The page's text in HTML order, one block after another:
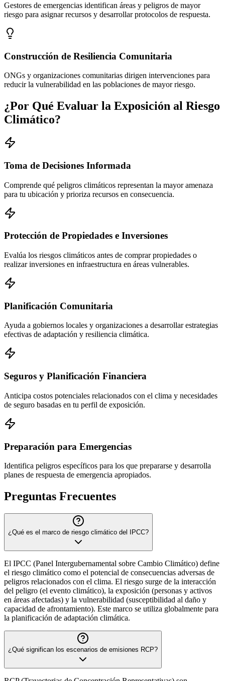
Gestores de emergencias identifican áreas y peligros de mayor
riesgo para asignar recursos y desarrollar protocolos de respuesta.
Construcción de Resiliencia Comunitaria
ONGs y organizaciones comunitarias dirigen intervenciones para
reducir la vulnerabilidad en las poblaciones de mayor riesgo.
¿Por Qué Evaluar la Exposición al Riesgo
Climático?
Toma de Decisiones Informada
Comprende qué peligros climáticos representan la mayor amenaza
para tu ubicación y prioriza recursos en consecuencia.
Protección de Propiedades e Inversiones
Evalúa los riesgos climáticos antes de comprar propiedades o
realizar inversiones en infraestructura en áreas vulnerables.
Planificación Comunitaria
Ayuda a gobiernos locales y organizaciones a desarrollar estrategias
efectivas de adaptación y resiliencia climática.
Seguros y Planificación Financiera
Anticipa costos potenciales relacionados con el clima y necesidades
de seguro basadas en tu perfil de exposición.
Preparación para Emergencias
Identifica peligros específicos para los que prepararse y desarrolla
planes de respuesta de emergencia apropiados.
Preguntas Frecuentes
¿Qué es el marco de riesgo climático del IPCC?
El IPCC (Panel Intergubernamental sobre Cambio Climático) define
el riesgo climático como el potencial de consecuencias adversas de
peligros relacionados con el clima. El riesgo surge de la interacción
del peligro (el evento climático), la exposición (personas y activos
en áreas afectadas) y la vulnerabilidad (susceptibilidad al daño y
capacidad de afrontamiento). Este marco se utiliza globalmente para
la planificación de adaptación climática.
¿Qué significan los escenarios de emisiones RCP?